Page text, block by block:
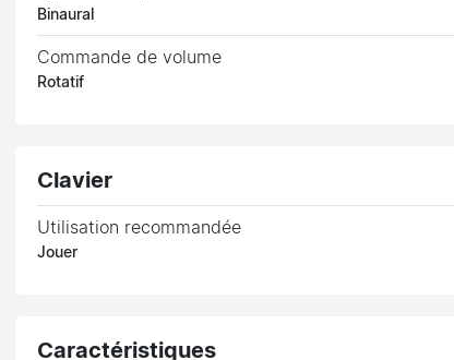
Binaural
Commande de volume
Rotatif
Clavier
Utilisation recommandée
Jouer
Caractéristiques